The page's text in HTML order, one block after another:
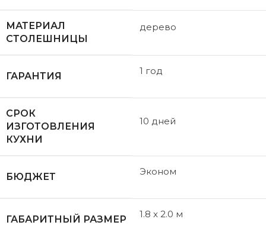
МАТЕРИАЛ
СТОЛЕШНИЦЫ
дерево
ГАРАНТИЯ 1 год
СРОК
ИЗГОТОВЛЕНИЯ
КУХНИ
10 дней
БЮДЖЕТ Эконом
ГАБАРИТНЫЙ РАЗМЕР 1.8 x 2.0 м